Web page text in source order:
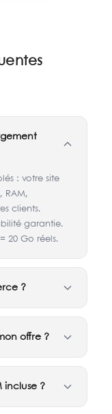
: votre site
RAM,
clients.
garantie.
20 Go réels.
?
offre ?
incluse ?